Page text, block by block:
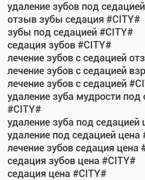
удаление зубов под
отзыв зубы седация #CITY#
зубы под седацией #CITY#
седация зубов #CITY#
лечение зубов с седацией
лечение зубов с седацией
лечение зубов с седацией
удаление зуба мудрости под
#CITY#
удаление зуба под седацией
удаление под седацией цена
лечение зубов седация цена
седация зубов цена #CITY#
седация цена #CITY#